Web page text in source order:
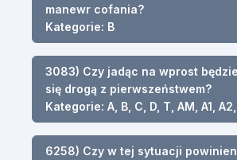
manewr cofania?
Kategorie: B
3083) Czy jadąc na wprost
się drogą z pierwszeństwem?
Kategorie: A, B, C, D, T, AM, A1, A2,
6258) Czy w tej sytuacji